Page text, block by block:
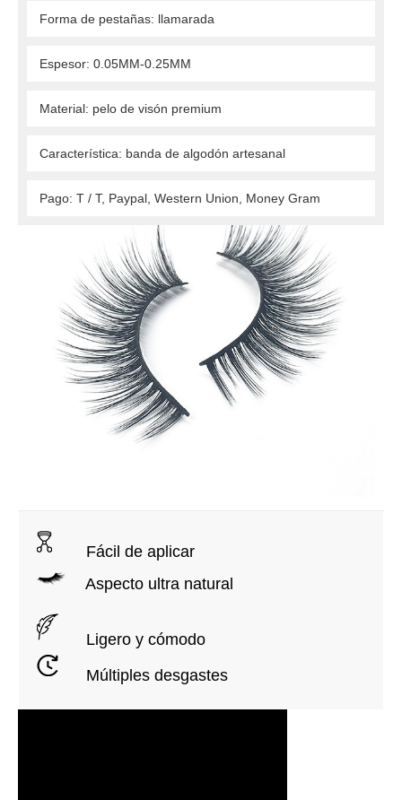
Forma de pestañas: llamarada
Espesor: 0.05MM-0.25MM
Material: pelo de visón premium
Característica: banda de algodón artesanal
Pago: T / T, Paypal, Western Union, Money Gram
Fácil de aplicar
Aspecto ultra natural
Ligero y cómodo
Múltiples desgastes